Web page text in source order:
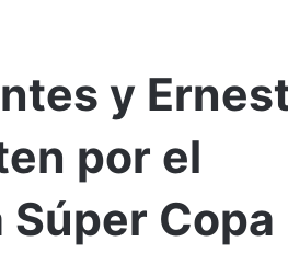
y
por el
Copa